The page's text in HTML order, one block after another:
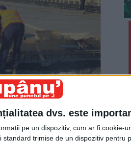
dvs. este
pe un dispozitiv, cum ar fi cookie-
trimise de un dispozitiv pentru